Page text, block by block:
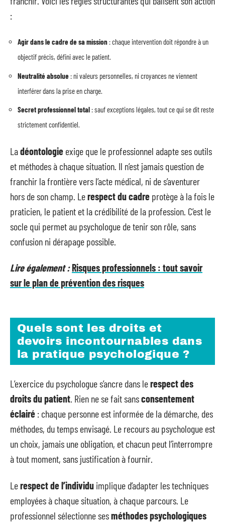
:
Agir dans le cadre de sa mission : chaque intervention doit répondre à un
objectif précis, défini avec le patient.
Neutralité absolue : ni valeurs personnelles, ni croyances ne viennent
interférer dans la prise en charge.
Secret professionnel total : sauf exceptions légales, tout ce qui se dit reste
strictement confidentiel.
Ladéontologie exige que le professionnel adapte ses outils
et méthodes à chaque situation. Il n’est jamais question de
franchir la frontière vers l’acte médical, ni de s’aventurer
hors de son champ. Lerespect du cadre protège à la fois le
praticien, le patient et la crédibilité de la profession. C’est le
socle qui permet au psychologue de tenir son rôle, sans
confusion ni dérapage possible.
Lire également :Risques professionnels : tout savoir
sur le plan de prévention des risques
Quels sont les droits et
devoirs incontournables dans
la pratique psychologique ?
L’exercice du psychologue s’ancre dans lerespect des
droits du patient. Rien ne se fait sansconsentement
éclairé : chaque personne est informée de la démarche, des
méthodes, du temps envisagé. Le recours au psychologue est
un choix, jamais une obligation, et chacun peut l’interrompre
à tout moment, sans justification à fournir.
Lerespect de l’individu implique d’adapter les techniques
employées à chaque situation, à chaque parcours. Le
professionnel sélectionne sesméthodes psychologiques